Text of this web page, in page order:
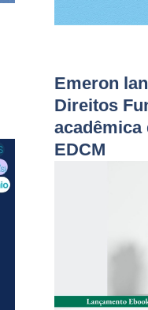
Emeron
Direitos
acadêmica
EDCM